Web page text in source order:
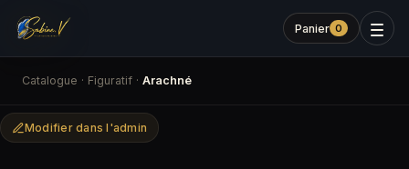
Panier 0
Catalogue · Figuratif · Arachné
Modifier dans l'admin